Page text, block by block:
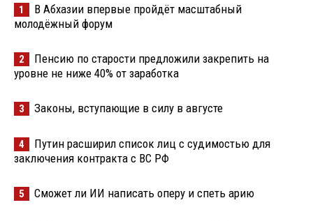
1
В Абхазии впервые пройдёт масштабный
молодёжный форум
2
Пенсию по старости предложили закрепить на
уровне не ниже 40% от заработка
3 Законы, вступающие в силу в августе
4
Путин расширил список лиц с судимостью для
заключения контракта с ВС РФ
5 Сможет ли ИИ написать оперу и спеть арию